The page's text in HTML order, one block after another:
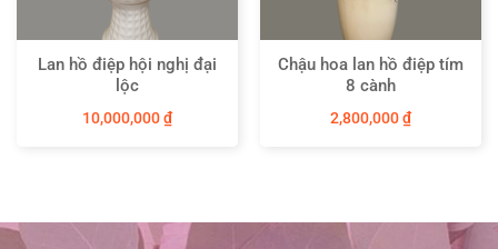
Lan hồ điệp hội nghị đại
lộc
10,000,000₫
Chậu hoa lan hồ điệp tím
8 cành
2,800,000₫